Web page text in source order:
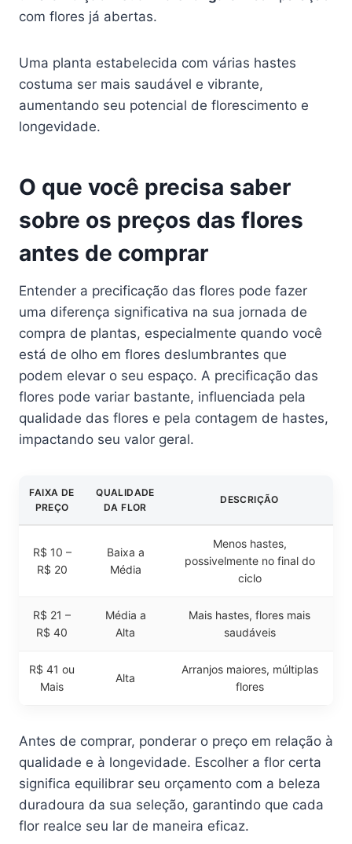
com flores já abertas.
Uma planta estabelecida com várias hastes
costuma ser mais saudável e vibrante,
aumentando seu potencial de florescimento e
longevidade.
O que você precisa saber
sobre os preços das flores
antes de comprar
Entender a precificação das flores pode fazer
uma diferença significativa na sua jornada de
compra de plantas, especialmente quando você
está de olho em flores deslumbrantes que
podem elevar o seu espaço. A precificação das
flores pode variar bastante, influenciada pela
qualidade das flores e pela contagem de hastes,
impactando seu valor geral.
FAIXA DE
PREÇO
QUALIDADE
DA FLOR
DESCRIÇÃO
R$ 10 –
R$ 20
Baixa a
Média
Menos hastes,
possivelmente no final do
ciclo
R$ 21 –
R$ 40
Média a
Alta
Mais hastes, flores mais
saudáveis
R$ 41 ou
Mais
Alta
Arranjos maiores, múltiplas
flores
Antes de comprar, ponderar o preço em relação à
qualidade e à longevidade. Escolher a flor certa
significa equilibrar seu orçamento com a beleza
duradoura da sua seleção, garantindo que cada
flor realce seu lar de maneira eficaz.